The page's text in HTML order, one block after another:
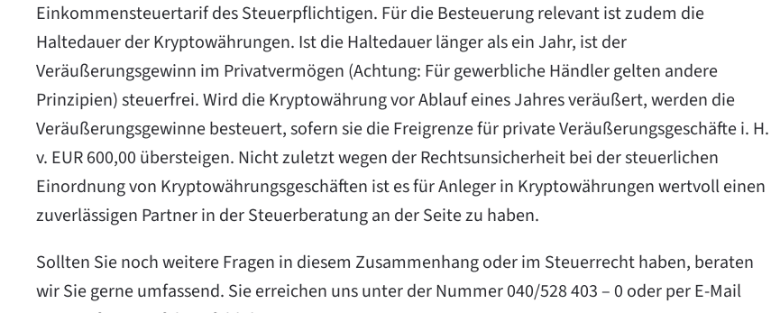
Einkommensteuertarif des Steuerpflichtigen. Für die Besteuerung relevant ist zudem die
Haltedauer der Kryptowährungen. Ist die Haltedauer länger als ein Jahr, ist der
Veräußerungsgewinn im Privatvermögen (Achtung: Für gewerbliche Händler gelten andere
Prinzipien) steuerfrei. Wird die Kryptowährung vor Ablauf eines Jahres veräußert, werden die
Veräußerungsgewinne besteuert, sofern sie die Freigrenze für private Veräußerungsgeschäfte i. H.
v. EUR 600,00 übersteigen. Nicht zuletzt wegen der Rechtsunsicherheit bei der steuerlichen
Einordnung von Kryptowährungsgeschäften ist es für Anleger in Kryptowährungen wertvoll einen
zuverlässigen Partner in der Steuerberatung an der Seite zu haben.
Sollten Sie noch weitere Fragen in diesem Zusammenhang oder im Steuerrechthaben, beraten
wir Sie gerne umfassend. Sie erreichen uns unter der Nummer 040/528 403 – 0 oder per E-Mail